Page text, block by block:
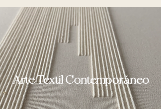
Arte Textil Contemporáneo